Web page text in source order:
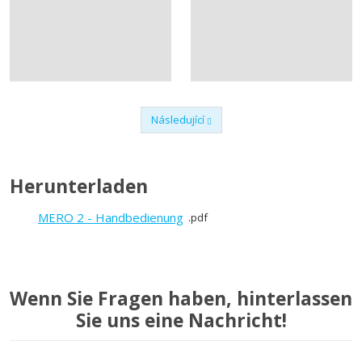
Předchozí
Následující
Herunterladen
MERO 2 - Handbedienung pdf
Wenn Sie Fragen haben, hinterlassen
Sie uns eine Nachricht!